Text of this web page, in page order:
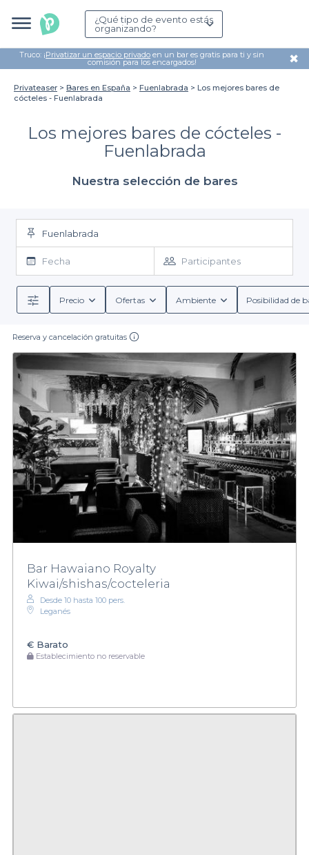
¿Qué tipo de evento estás
organizando?
Truco: ¡Privatizar un espacio privado en un bar es gratis para ti y sin
comisión para los encargados! ✖
Privateaser Bares en España Fuenlabrada
Los mejores bares de
cócteles - Fuenlabrada
Los mejores bares de cócteles -
Fuenlabrada
Nuestra selección de bares
Fuenlabrada
Fecha Participantes
Precio Ofertas Ambiente Posibilidad de
Reserva y cancelación gratuitas
Bar Hawaiano Royalty
Kiwai/shishas/cocteleria
Desde 10 hasta 100 pers.
Leganés
€ Barato
Establecimiento no reservable